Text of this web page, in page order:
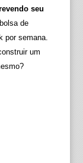
seu
de
por semana.
um